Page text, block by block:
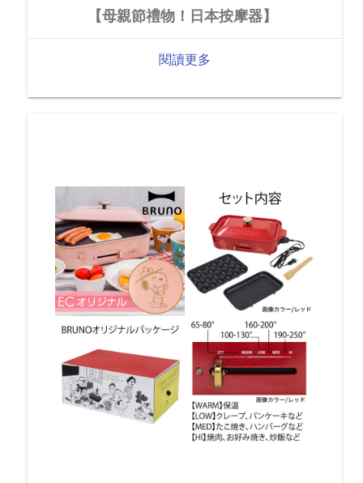
【母親節禮物！日本按摩器】
閱讀更多